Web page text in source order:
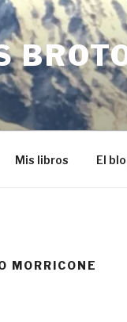
Mis libros El
MORRICONE